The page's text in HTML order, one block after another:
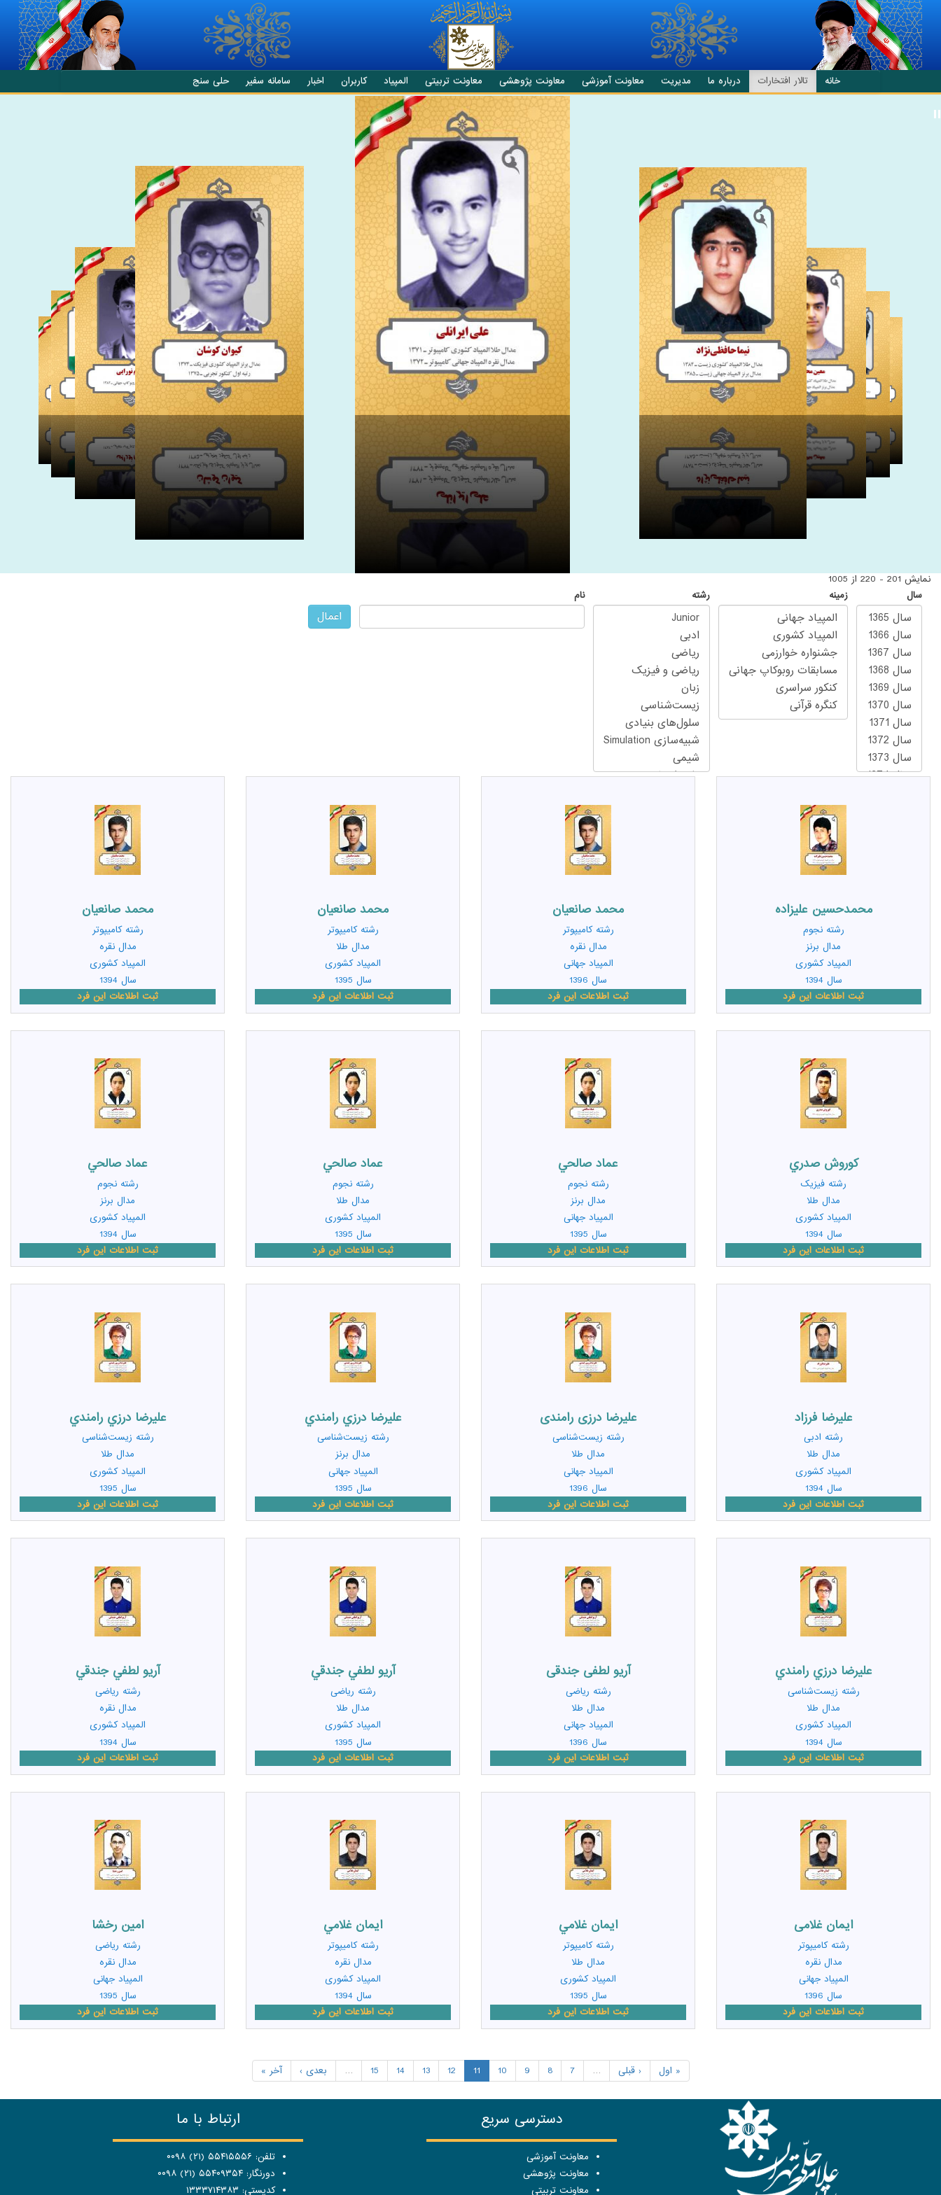
انتقال به محتوای اصلی
خانه تالار افتخارات درباره ما مدیریت معاونت آموزشی معاونت پژوهشی معاونت تربیتی المپیاد کاربران اخبار سامانه سفیر حلی سنج
نمایش 201 - 220 از 1005
سال
زمینه رشته نام
اعمال
محمدحسين عليزاده
رشته نجوم
مدال برنز
المپیاد کشوری
سال 1394
ثبت اطلاعات این فرد
محمد صانعيان
رشته کامیپوتر
مدال نقره
المپیاد جهانی
سال 1396
ثبت اطلاعات این فرد
محمد صانعيان
رشته کامیپوتر
مدال طلا
المپیاد کشوری
سال 1395
ثبت اطلاعات این فرد
محمد صانعيان
رشته کامیپوتر
مدال نقره
المپیاد کشوری
سال 1394
ثبت اطلاعات این فرد
کوروش صدري
رشته فیزیک
مدال طلا
المپیاد کشوری
سال 1394
ثبت اطلاعات این فرد
عماد صالحي
رشته نجوم
مدال برنز
المپیاد جهانی
سال 1395
ثبت اطلاعات این فرد
عماد صالحي
رشته نجوم
مدال طلا
المپیاد کشوری
سال 1395
ثبت اطلاعات این فرد
عماد صالحي
رشته نجوم
مدال برنز
المپیاد کشوری
سال 1394
ثبت اطلاعات این فرد
عليرضا فرزاد
رشته ادبی
مدال طلا
المپیاد کشوری
سال 1394
ثبت اطلاعات این فرد
علیرضا درزی رامندی
رشته زیست‌شناسی
مدال طلا
المپیاد جهانی
سال 1396
ثبت اطلاعات این فرد
عليرضا درزي رامندي
رشته زیست‌شناسی
مدال برنز
المپیاد جهانی
سال 1395
ثبت اطلاعات این فرد
عليرضا درزي رامندي
رشته زیست‌شناسی
مدال طلا
المپیاد کشوری
سال 1395
ثبت اطلاعات این فرد
عليرضا درزي رامندي
رشته زیست‌شناسی
مدال طلا
المپیاد کشوری
سال 1394
ثبت اطلاعات این فرد
آریو لطفی جندقی
رشته ریاضی
مدال طلا
المپیاد جهانی
سال 1396
ثبت اطلاعات این فرد
آريو لطفي جندقي
رشته ریاضی
مدال طلا
المپیاد کشوری
سال 1395
ثبت اطلاعات این فرد
آريو لطفي جندقي
رشته ریاضی
مدال نقره
المپیاد کشوری
سال 1394
ثبت اطلاعات این فرد
ایمان غلامی
رشته کامیپوتر
مدال نقره
المپیاد جهانی
سال 1396
ثبت اطلاعات این فرد
ايمان غلامي
رشته کامیپوتر
مدال طلا
المپیاد کشوری
سال 1395
ثبت اطلاعات این فرد
ايمان غلامي
رشته کامیپوتر
مدال نقره
المپیاد کشوری
سال 1394
ثبت اطلاعات این فرد
امين رخشا
رشته ریاضی
مدال نقره
المپیاد جهانی
سال 1395
ثبت اطلاعات این فرد
« اول ‹ قبلی …
7
8
9
10
11
12
13
14
15
… بعدی › آخر »
دسترسی سریع
معاونت آموزشی
معاونت پژوهشی
معاونت تربیتی
ارتباط با ما
تلفن: ۵۵۴۱۵۵۵۶ (۲۱) ۰۰۹۸
دورنگار: ۵۵۴۰۹۳۵۴ (۲۱) ۰۰۹۸
کدپستی: ۱۳۳۳۷۱۴۳۸۳